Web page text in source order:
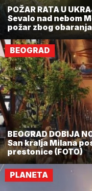
POŽAR RATA U
Sevalo nad nebom
požar zbog
BEOGRAD
BEOGRAD DOBIJA
San kralja Milana
prestonice (FOTO)
PLANETA